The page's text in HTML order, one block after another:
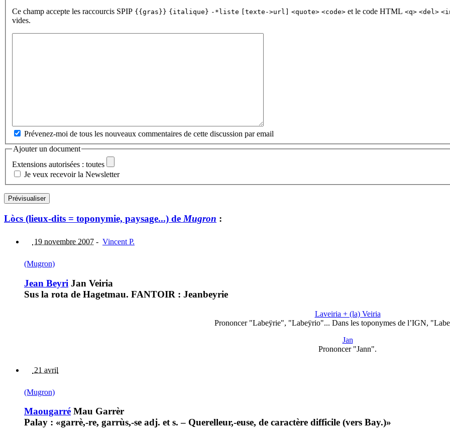
Ce champ accepte les raccourcis SPIP {{gras}} {italique} -*liste [texte->url] <quote> <code> et le code HTML <q> <del>
vides.
Prévenez-moi de tous les nouveaux commentaires de cette discussion par email
Ajouter un document
Extensions autorisées : toutes
Je veux recevoir la Newsletter
Lòcs (lieux-dits = toponymie, paysage...) de Mugron :
19 novembre 2007 - Vincent P.
(Mugron)
Jean Beyri Jan Veiria
Sus la rota de Hagetmau. FANTOIR : Jeanbeyrie
Laveiria + (la) Veiria
Prononcer "Labeÿrie", "Labeÿrio"... Dans les toponymes de l’IGN,
Jan
Prononcer "Jann".
21 avril
(Mugron)
Maougarré Mau Garrèr
Palay : «garrè,-re, garrùs,-se adj. et s. – Querelleur,-euse, de caractère difficile (vers Bay.)»